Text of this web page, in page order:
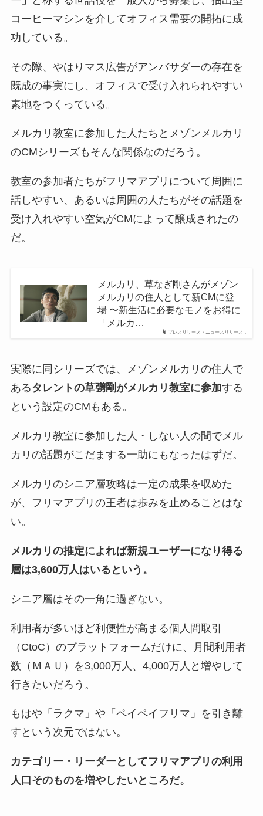
コーヒーマシンを介してオフィス需要の開拓に成
功している。
その際、やはりマス広告がアンバサダーの存在を
既成の事実にし、オフィスで受け入れられやすい
素地をつくっている。
メルカリ教室に参加した人たちとメゾンメルカリ
のCMシリーズもそんな関係なのだろう。
教室の参加者たちがフリマアプリについて周囲に
話しやすい、あるいは周囲の人たちがその話題を
受け入れやすい空気がCMによって醸成されたの
だ。
プレスリリース・ニュースリリース…
メルカリ、草なぎ剛さんがメゾン
メルカリの住人として新CMに登
場 〜新生活に必要なモノをお得に
「メルカ…
実際に同シリーズでは、メゾンメルカリの住人で
ある タレントの草彅剛がメルカリ教室に参加する
という設定のCMもある。
メルカリ教室に参加した人・しない人の間でメル
カリの話題がこだまする一助にもなったはずだ。
メルカリのシニア層攻略は一定の成果を収めた
が、フリマアプリの王者は歩みを止めることはな
い。
メルカリの推定によれば新規ユーザーになり得る
層は3,600万人はいるという。
シニア層はその一角に過ぎない。
利用者が多いほど利便性が高まる個人間取引
（CtoC）のプラットフォームだけに、月間利用者
数（ＭＡＵ）を3,000万人、4,000万人と増やして
行きたいだろう。
もはや「ラクマ」や「ペイペイフリマ」を引き離
すという次元ではない。
カテゴリー・リーダーとしてフリマアプリの利用
人口そのものを増やしたいところだ。